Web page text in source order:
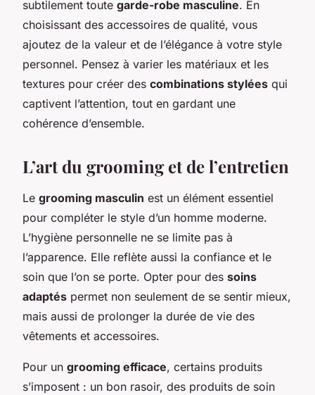
subtilement toute garde-robe masculine. En
choisissant des accessoires de qualité, vous
ajoutez de la valeur et de l’élégance à votre style
personnel. Pensez à varier les matériaux et les
textures pour créer des combinations stylées qui
captivent l’attention, tout en gardant une
cohérence d’ensemble.
L’art du grooming et de l’entretien
Le grooming masculin est un élément essentiel
pour compléter le style d’un homme moderne.
L’hygiène personnelle ne se limite pas à
l’apparence. Elle reflète aussi la confiance et le
soin que l’on se porte. Opter pour des soins
adaptés permet non seulement de se sentir mieux,
mais aussi de prolonger la durée de vie des
vêtements et accessoires.
Pour un grooming efficace, certains produits
s’imposent : un bon rasoir, des produits de soin